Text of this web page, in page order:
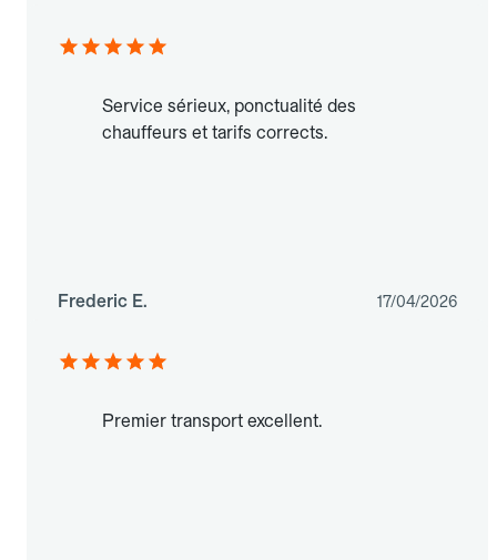
Service sérieux, ponctualité des
chauffeurs et tarifs corrects.
Frederic E. 17/04/2026
Premier transport excellent.